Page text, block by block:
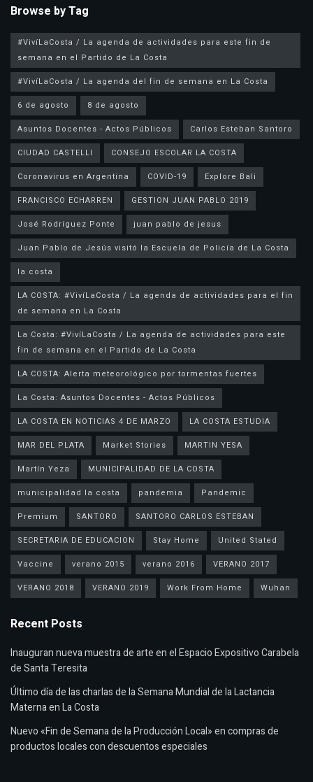
Browse by Tag
#VivíLaCosta / La agenda de actividades para este fin de
semana en el Partido de La Costa
#VivíLaCosta / La agenda del fin de semana en La Costa
6 de agosto
8 de agosto
Asuntos Docentes - Actos Públicos
Carlos Esteban Santoro
CIUDAD CASTELLI
CONSEJO ESCOLAR LA COSTA
Coronavirus en Argentina
COVID-19
Explore Bali
FRANCISCO ECHARREN
GESTION JUAN PABLO 2019
José Rodríguez Ponte
juan pablo de jesus
la costa
LA COSTA: #VivíLaCosta / La agenda de actividades para el fin
de semana en La Costa
La Costa: #VivíLaCosta / La agenda de actividades para este
fin de semana en el Partido de La Costa
LA COSTA: Alerta meteorológico por tormentas fuertes
La Costa: Asuntos Docentes - Actos Públicos
LA COSTA EN NOTICIAS 4 DE MARZO
LA COSTA ESTUDIA
MAR DEL PLATA
Market Stories
MARTIN YESA
Martín Yeza
MUNICIPALIDAD DE LA COSTA
municipalidad la costa
pandemia
Pandemic
Premium
SANTORO
SANTORO CARLOS ESTEBAN
SECRETARIA DE EDUCACION
Stay Home
United Stated
Vaccine
verano 2015 verano 2016
VERANO 2017
VERANO 2018
VERANO 2019 Work From Home Wuhan
Recent Posts
Inauguran nueva muestra de arte en el Espacio Expositivo Carabela
de Santa Teresita
Último día de las charlas de la Semana Mundial de la Lactancia
Materna en La Costa
Nuevo «Fin de Semana de la Producción Local» en compras de
productos locales con descuentos especiales